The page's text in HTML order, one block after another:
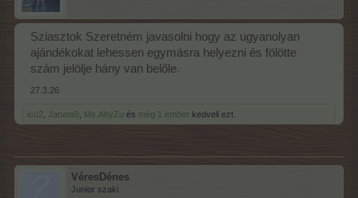
Sziasztok Szeretném javasolni hogy az ugyanolyan
ajándékokat lehessen egymásra helyezni és fölötte
szám jelölje hány van belőle.
27.3.26
icu2 Janata9 Ms.AbyZu és még 1 ember kedveli ezt.
VéresDénes
Junior szaki